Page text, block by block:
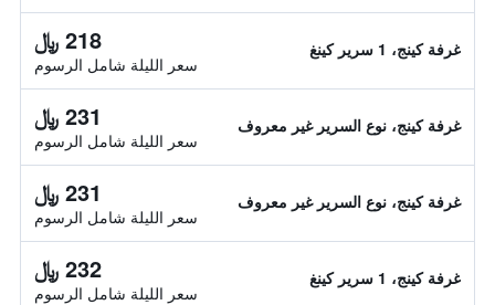
غرفة كينج، 1 سرير كينغ 218 ﷼
سعر الليلة شامل الرسوم
غرفة كينج، نوع السرير غير معروف 231 ﷼
سعر الليلة شامل الرسوم
غرفة كينج، نوع السرير غير معروف 231 ﷼
سعر الليلة شامل الرسوم
غرفة كينج، 1 سرير كينغ 232 ﷼
سعر الليلة شامل الرسوم